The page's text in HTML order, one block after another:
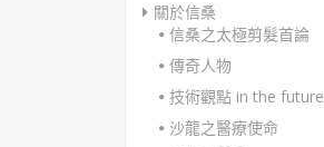
關於信桑
信桑之太極剪髮首論
傳奇人物
技術觀點 in the future
沙龍之醫療使命